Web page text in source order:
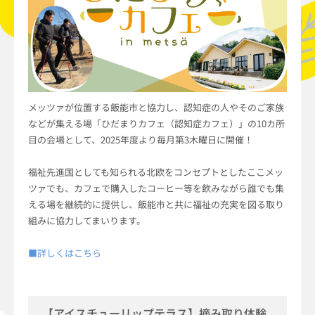
メッツァが位置する飯能市と協力し、認知症の人やそのご家族
などが集える場「ひだまりカフェ（認知症カフェ）」の10カ所
目の会場として、2025年度より毎月第3木曜日に開催！
福祉先進国としても知られる北欧をコンセプトとしたここメッ
ツァでも、カフェで購入したコーヒー等を飲みながら誰でも集
える場を継続的に提供し、飯能市と共に福祉の充実を図る取り
組みに協力してまいります。
■詳しくはこちら